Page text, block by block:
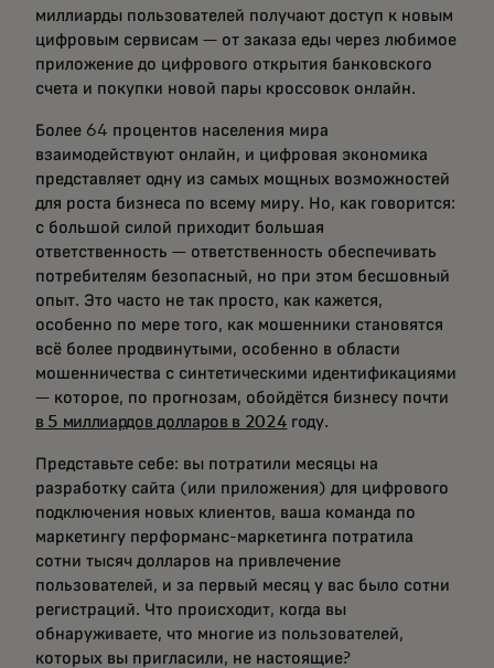
миллиарды пользователей получают доступ к новым
цифровым сервисам — от заказа еды через любимое
приложение до цифрового открытия банковского
счета и покупки новой пары кроссовок онлайн.
Более 64 процентов населения мира
взаимодействуют онлайн, и цифровая экономика
представляет одну из самых мощных возможностей
для роста бизнеса по всему миру. Но, как говорится:
с большой силой приходит большая
ответственность — ответственность обеспечивать
потребителям безопасный, но при этом бесшовный
опыт. Это часто не так просто, как кажется,
особенно по мере того, как мошенники становятся
всё более продвинутыми, особенно в области
мошенничества с синтетическими идентификациями
— которое, по прогнозам, обойдётся бизнесу почти
в 5 миллиардов долларов в 2024 году.
Представьте себе: вы потратили месяцы на
разработку сайта (или приложения) для цифрового
подключения новых клиентов, ваша команда по
маркетингу перформанс-маркетинга потратила
сотни тысяч долларов на привлечение
пользователей, и за первый месяц у вас было сотни
регистраций. Что происходит, когда вы
обнаруживаете, что многие из пользователей,
которых вы пригласили, не настоящие?